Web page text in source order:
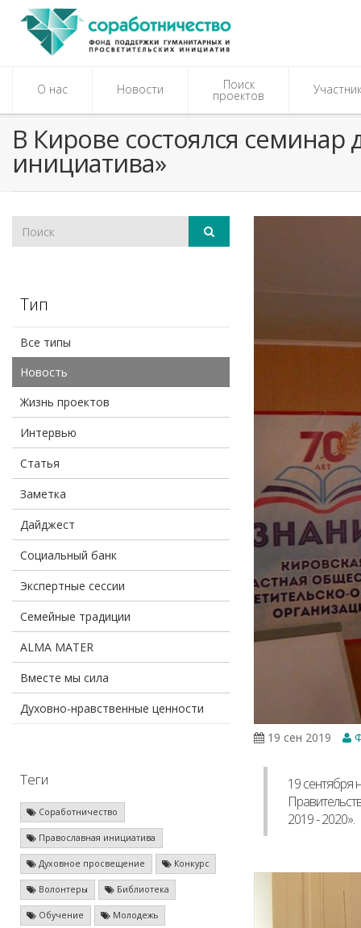
О нас Новости Поиск
проектов
В Кирове состоялся семинар
инициатива»
Тип
Все типы
Новость
Жизнь проектов
Интервью
Статья
Заметка
Дайджест
Социальный банк
Экспертные сессии
Семейные традиции
ALMA MATER
Вместе мы сила
Духовно-нравственные ценности
Теги
Соработничество
Православная инициатива
Духовное просвещение Конкурс
Волонтеры Библиотека
Обучение Молодежь
19 сен 2019
19 сентября
2019 - 2020».